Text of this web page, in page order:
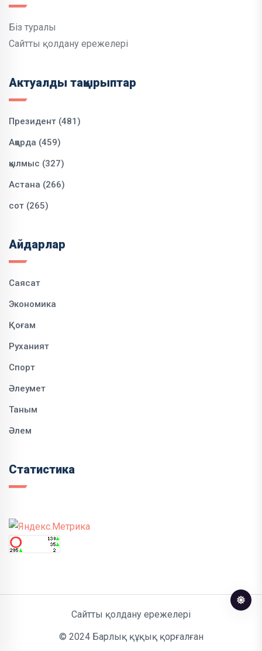
Біз туралы
Сайтты қолдану ережелері
Актуалды тақырыптар
Президент (481)
Ақорда (459)
қылмыс (327)
Астана (266)
сот (265)
Айдарлар
Саясат
Экономика
Қоғам
Руханият
Спорт
Әлеумет
Таным
Әлем
Статистика
Сайтты қолдану ережелері
© 2024 Барлық құқық қорғалған